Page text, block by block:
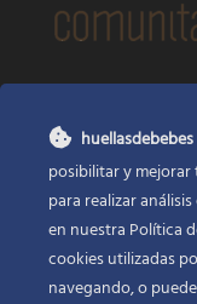
Huellas de bebés
Santa Ana, 22
625 120 591
huellasdebebes
posibilitar y
para realizar
en nuestra Política
cookies utilizadas
navegando, o